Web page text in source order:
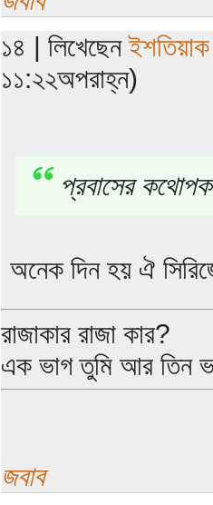
১৪ | লিখেছেন
১১:২২অপরাহ্ন)
প্রবাসের
অনেক দিন হয় ঐ
রাজাকার রাজা কার?
এক ভাগ তুমি আর তিন
জবাব